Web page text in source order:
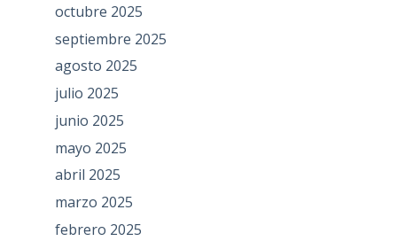
octubre 2025
septiembre 2025
agosto 2025
julio 2025
junio 2025
mayo 2025
abril 2025
marzo 2025
febrero 2025